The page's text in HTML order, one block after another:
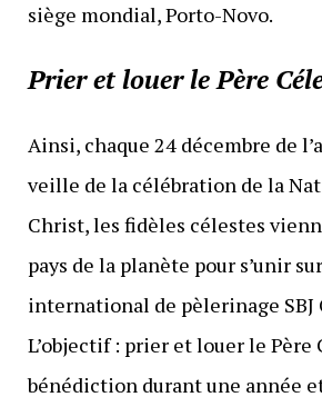
siège mondial, Porto-Novo.
Prier et louer le Père
Ainsi, chaque 24 décembre de
veille de la célébration de la
Christ, les fidèles célestes
pays de la planète pour s’unir
international de pèlerinage SBJ
L’objectif : prier et louer le Père
bénédiction durant une année